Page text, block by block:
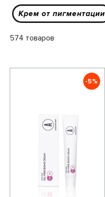
Крем от пигментации
574 товаров
-5%